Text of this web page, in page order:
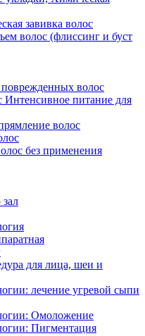
завивка волос
волос (флиссинг и буст
волос
Интенсивное питание для
волос
без применения
для лица, шеи и
лечение угревой сыпи
Омоложение
Пигментация